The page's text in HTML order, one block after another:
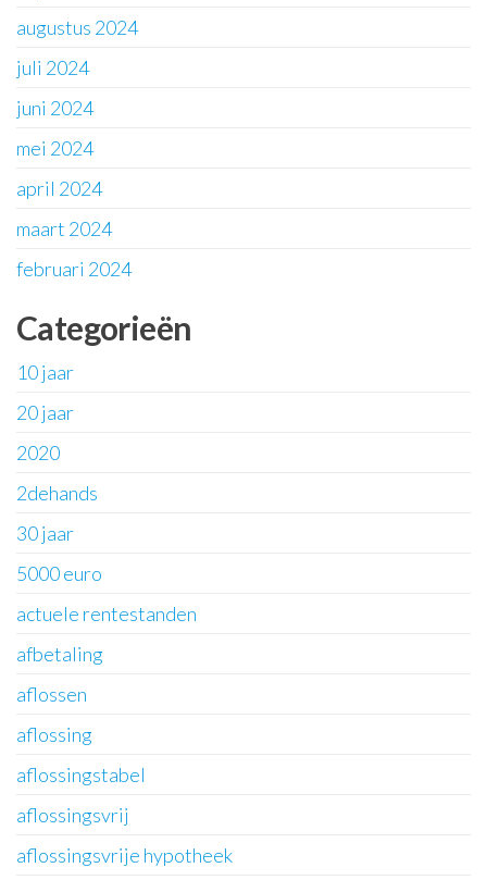
augustus 2024
juli 2024
juni 2024
mei 2024
april 2024
maart 2024
februari 2024
Categorieën
10 jaar
20 jaar
2020
2dehands
30 jaar
5000 euro
actuele rentestanden
afbetaling
aflossen
aflossing
aflossingstabel
aflossingsvrij
aflossingsvrije hypotheek